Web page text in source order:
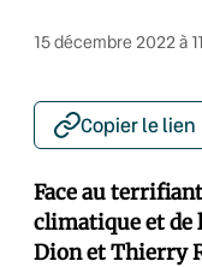
15 décembre 2022 à
Copier le lien
Face au
climatique et de
Dion et Thierry